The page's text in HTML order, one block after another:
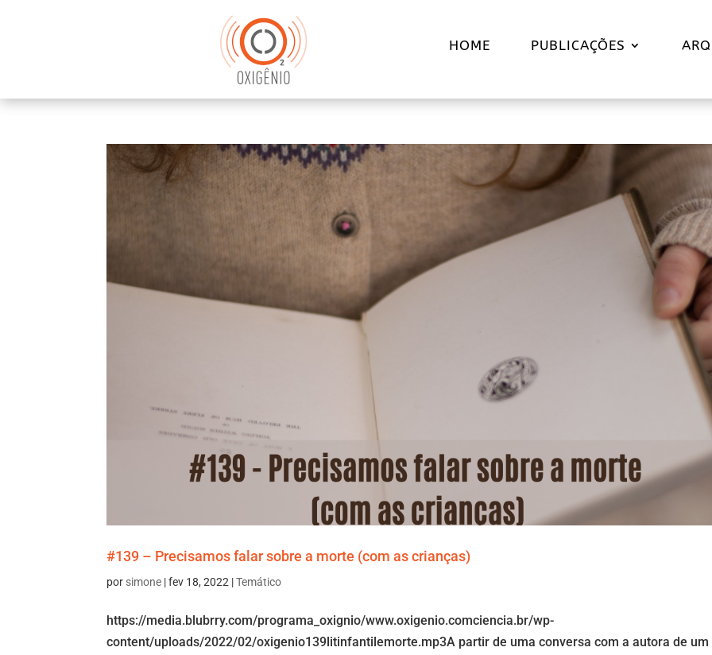
HOME PUBLICAÇÕES
#139 – Precisamos falar sobre a morte (com as crianças)
por simone |fev 18, 2022 |Temático
https://media.blubrry.com/programa_oxignio/www.oxigenio.comciencia.br/wp-
content/uploads/2022/02/oxigenio139litinfantilemorte.mp3A partir de uma conversa com a autora de um